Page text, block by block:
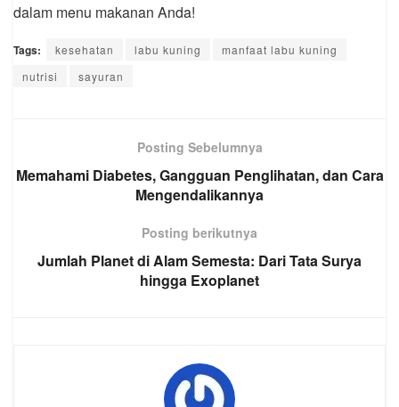
dalam menu makanan Anda!
Tags: kesehatan labu kuning
manfaat labu kuning
nutrisi
sayuran
Posting Sebelumnya
Memahami Diabetes, Gangguan Penglihatan, dan Cara
Mengendalikannya
Posting berikutnya
Jumlah Planet di Alam Semesta: Dari Tata Surya
hingga Exoplanet